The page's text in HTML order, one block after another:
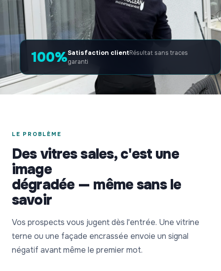
100%Satisfaction clientRésultat sans traces
garanti
LE PROBLÈME
Des vitres sales, c'est une
image
dégradée — même sans le
savoir
Vos prospects vous jugent dès l'entrée. Une vitrine
terne ou une façade encrassée envoie un signal
négatif avant même le premier mot.